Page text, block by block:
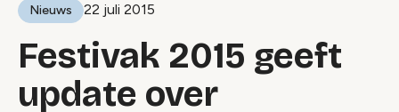
Nieuws 22 juli 2015
Festivak 2015 geeft
update over